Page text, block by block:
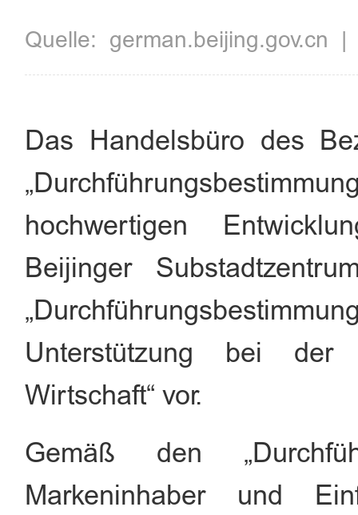
Quelle: ​german.beijing.gov.cn
Das Handelsbüro des
hochwertigen
Beijinger
Unterstützung bei der
Wirtschaft“ vor.
Gemäß den
Markeninhaber und